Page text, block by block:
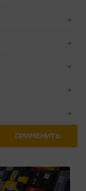
ПРИМЕНИТЬ